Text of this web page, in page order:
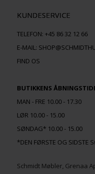
KUNDESERVICE
TELEFON:+45 86 32 12 66
E-MAIL:
FIND OS
BUTIKKENS
MAN - FRE 10.00 - 17.30
LØR 10.00 - 15.00
SØNDAG* 10.00 - 15.00
*DEN FØRSTE OG SIDSTE
Schmidt Møbler, Grenaa